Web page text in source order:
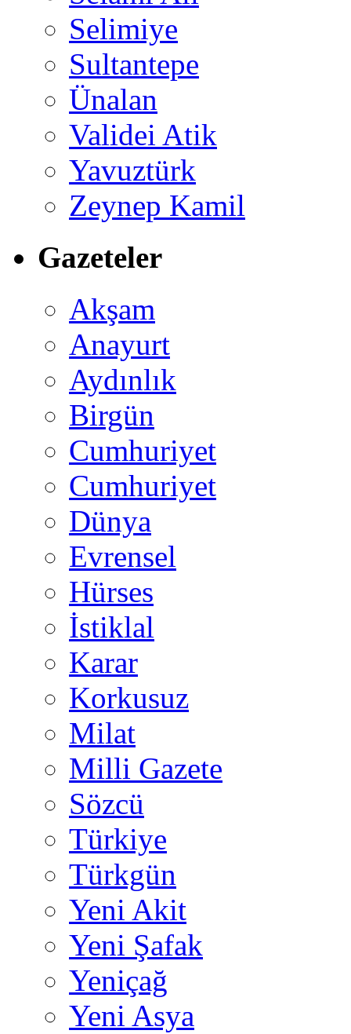
Selimiye
Sultantepe
Ünalan
Validei Atik
Yavuztürk
Zeynep Kamil
Gazeteler
Akşam
Anayurt
Aydınlık
Birgün
Cumhuriyet
Cumhuriyet
Dünya
Evrensel
Hürses
İstiklal
Karar
Korkusuz
Milat
Milli Gazete
Sözcü
Türkiye
Türkgün
Yeni Akit
Yeni Şafak
Yeniçağ
Yeni Asya